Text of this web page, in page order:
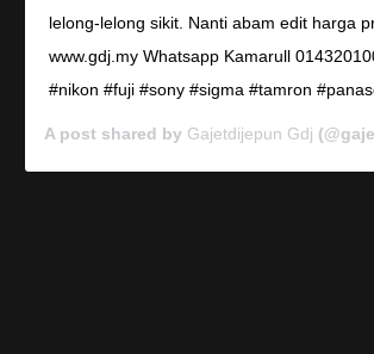
lelong-lelong sikit. Nanti abam edit harga
www.gdj.my Whatsapp Kamarull
#nikon #fuji #sony #sigma #tamron
A post shared by Gajetdijepun Gdj